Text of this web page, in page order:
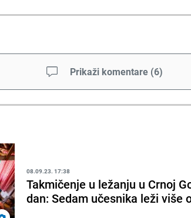
Prikaži komentare (6)
08.09.23. 17:38
Takmičenje u ležanju u Crnoj
dan: Sedam učesnika leži više